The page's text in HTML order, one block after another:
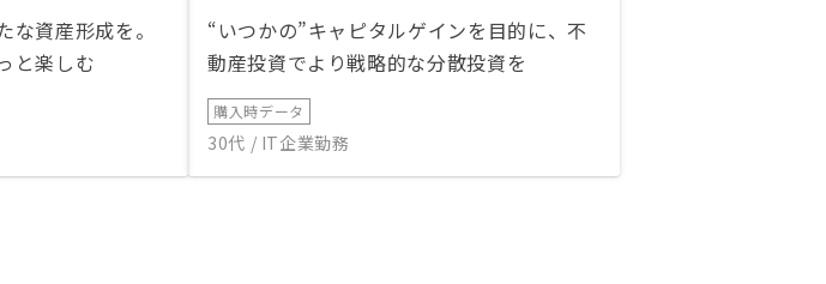
な資産形成を。
と楽しむ
“いつかの”キャピタルゲインを目的に、不
動産投資でより戦略的な分散投資を
購入時データ
30代 / IT企業勤務